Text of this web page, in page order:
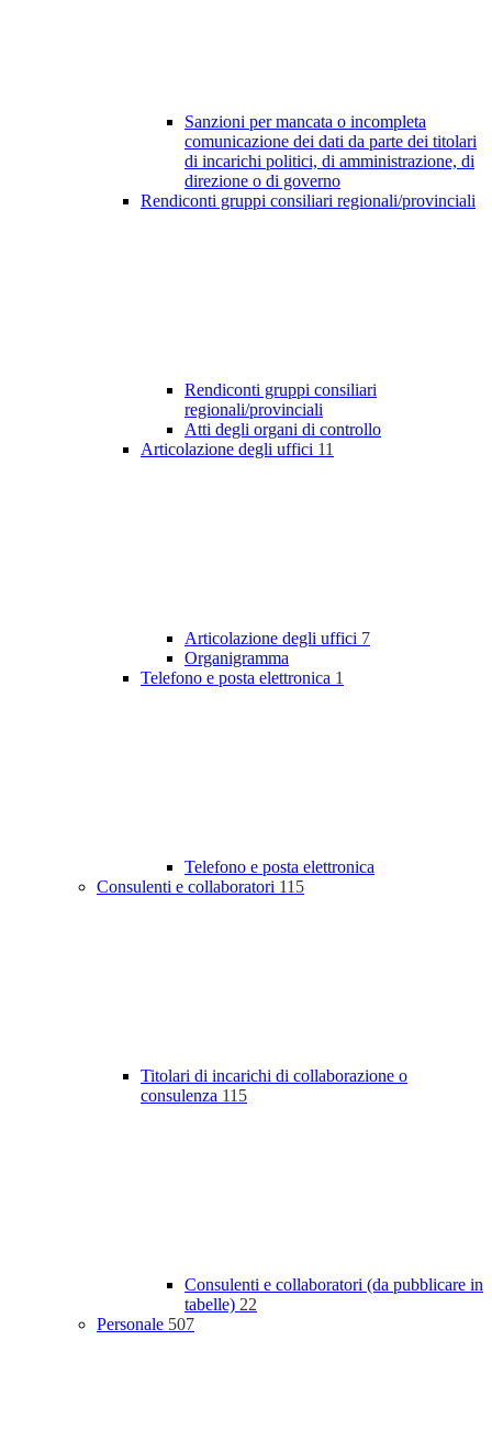
Sanzioni per mancata o incompleta
comunicazione dei dati da parte dei titolari
di incarichi politici, di amministrazione, di
direzione o di governo
Rendiconti gruppi consiliari regionali/provinciali
Rendiconti gruppi consiliari
regionali/provinciali
Atti degli organi di controllo
Articolazione degli uffici 11
Articolazione degli uffici 7
Organigramma
Telefono e posta elettronica 1
Telefono e posta elettronica
Consulenti e collaboratori 115
Titolari di incarichi di collaborazione o
consulenza 115
Consulenti e collaboratori (da pubblicare in
tabelle) 22
Personale 507